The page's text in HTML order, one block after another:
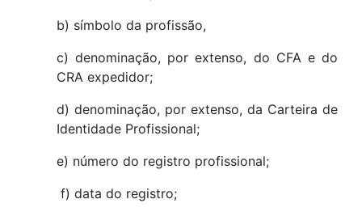
b) símbolo da profissão,
c) denominação, por extenso, do CFA e do
CRA expedidor;
d) denominação, por extenso, da Carteira de
Identidade Profissional;
e) número do registro profissional;
f) data do registro;